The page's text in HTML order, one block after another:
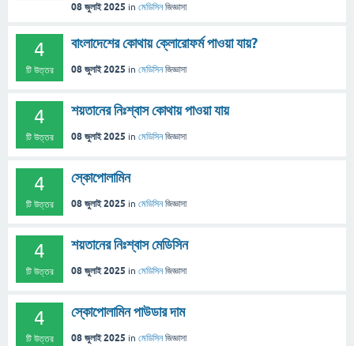
08 জুলাই 2025 in মেডিসিন জিজ্ঞাসা
4
টি উত্তর
বাংলাদেশের কোথায় ক্লোরোফর্ম পাওয়া যায়?
08 জুলাই 2025 in মেডিসিন জিজ্ঞাসা
4
টি উত্তর
শয়তানের নিঃশ্বাস কোথায় পাওয়া যায়
08 জুলাই 2025 in মেডিসিন জিজ্ঞাসা
4
টি উত্তর
স্কোপোলামিন
08 জুলাই 2025 in মেডিসিন জিজ্ঞাসা
4
টি উত্তর
শয়তানের নিঃশ্বাস মেডিসিন
08 জুলাই 2025 in মেডিসিন জিজ্ঞাসা
4
টি উত্তর
স্কোপোলামিন পাউডার দাম
08 জুলাই 2025 in মেডিসিন জিজ্ঞাসা